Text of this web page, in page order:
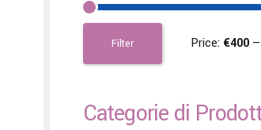
Filter Price: €400 —
Categorie di